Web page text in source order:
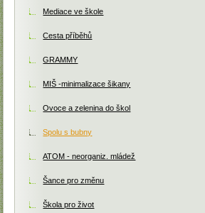
Mediace ve škole
Cesta příběhů
GRAMMY
MIŠ -minimalizace šikany
Ovoce a zelenina do škol
Spolu s bubny
ATOM - neorganiz. mládež
Šance pro změnu
Škola pro život